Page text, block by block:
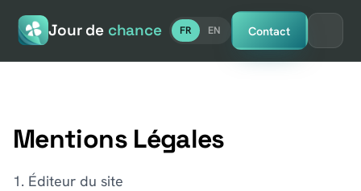
Jour de chance FR EN Contact
Mentions Légales
1. Éditeur du site